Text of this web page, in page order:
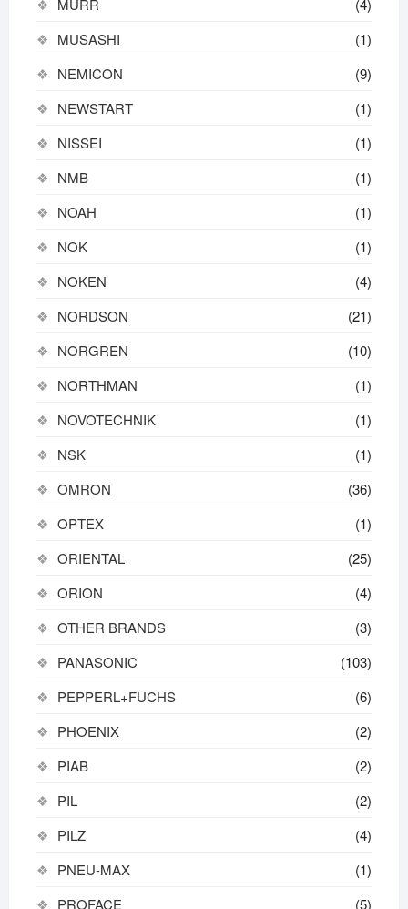
MURR
(4)
MUSASHI
(1)
NEMICON
(9)
NEWSTART
(1)
NISSEI
(1)
NMB
(1)
NOAH
(1)
NOK
(1)
NOKEN
(4)
NORDSON
(21)
NORGREN
(10)
NORTHMAN
(1)
NOVOTECHNIK
(1)
NSK
(1)
OMRON
(36)
OPTEX
(1)
ORIENTAL
(25)
ORION
(4)
OTHER BRANDS
(3)
PANASONIC
(103)
PEPPERL+FUCHS
(6)
PHOENIX
(2)
PIAB
(2)
PIL
(2)
PILZ
(4)
PNEU-MAX
(1)
PROFACE
(5)